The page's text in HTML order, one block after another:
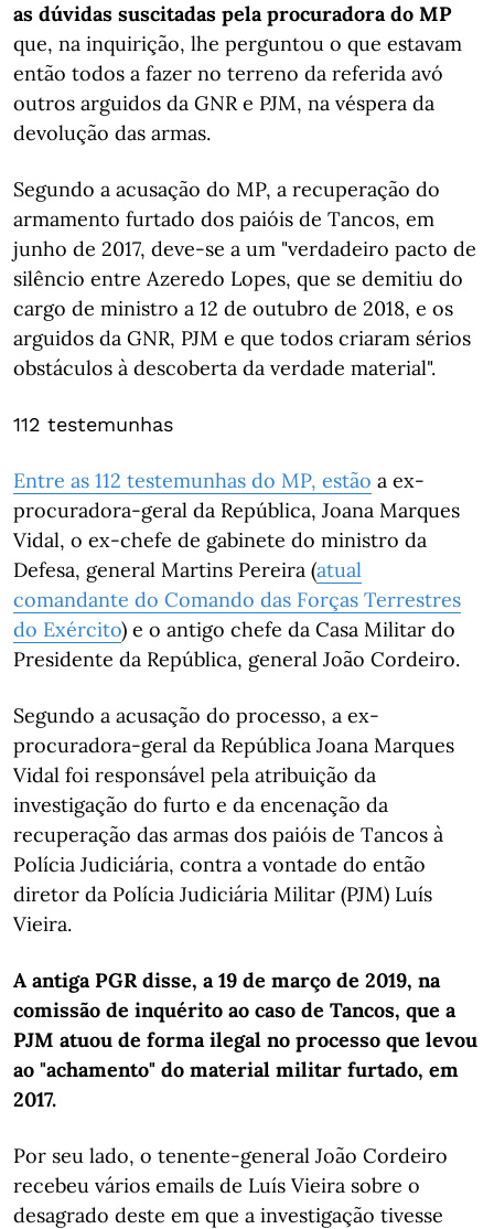
as dúvidas suscitadas pela procuradora do MP
que, na inquirição, lhe perguntou o que estavam
então todos a fazer no terreno da referida avó
outros arguidos da GNR e PJM, na véspera da
devolução das armas.
Segundo a acusação do MP, a recuperação do
armamento furtado dos paióis de Tancos, em
junho de 2017, deve-se a um "verdadeiro pacto de
silêncio entre Azeredo Lopes, que se demitiu do
cargo de ministro a 12 de outubro de 2018, e os
arguidos da GNR, PJM e que todos criaram sérios
obstáculos à descoberta da verdade material".
112 testemunhas
Entre as 112 testemunhas do MP, estão a ex-
procuradora-geral da República, Joana Marques
Vidal, o ex-chefe de gabinete do ministro da
Defesa, general Martins Pereira (atual
comandante do Comando das Forças Terrestres
do Exército) e o antigo chefe da Casa Militar do
Presidente da República, general João Cordeiro.
Segundo a acusação do processo, a ex-
procuradora-geral da República Joana Marques
Vidal foi responsável pela atribuição da
investigação do furto e da encenação da
recuperação das armas dos paióis de Tancos à
Polícia Judiciária, contra a vontade do então
diretor da Polícia Judiciária Militar (PJM) Luís
Vieira.
A antiga PGR disse, a 19 de março de 2019, na
comissão de inquérito ao caso de Tancos, que a
PJM atuou de forma ilegal no processo que levou
ao "achamento" do material militar furtado, em
2017.
Por seu lado, o tenente-general João Cordeiro
recebeu vários emails de Luís Vieira sobre o
desagrado deste em que a investigação tivesse